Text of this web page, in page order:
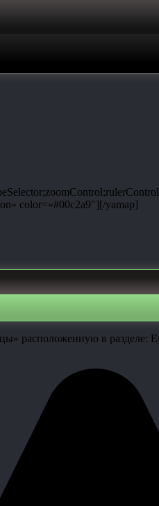
color=»#00c2a9″][/yamap]
расположенную в разделе: